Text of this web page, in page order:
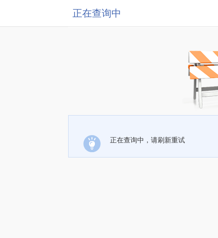
正在查询中
正在查询中，请刷新重试